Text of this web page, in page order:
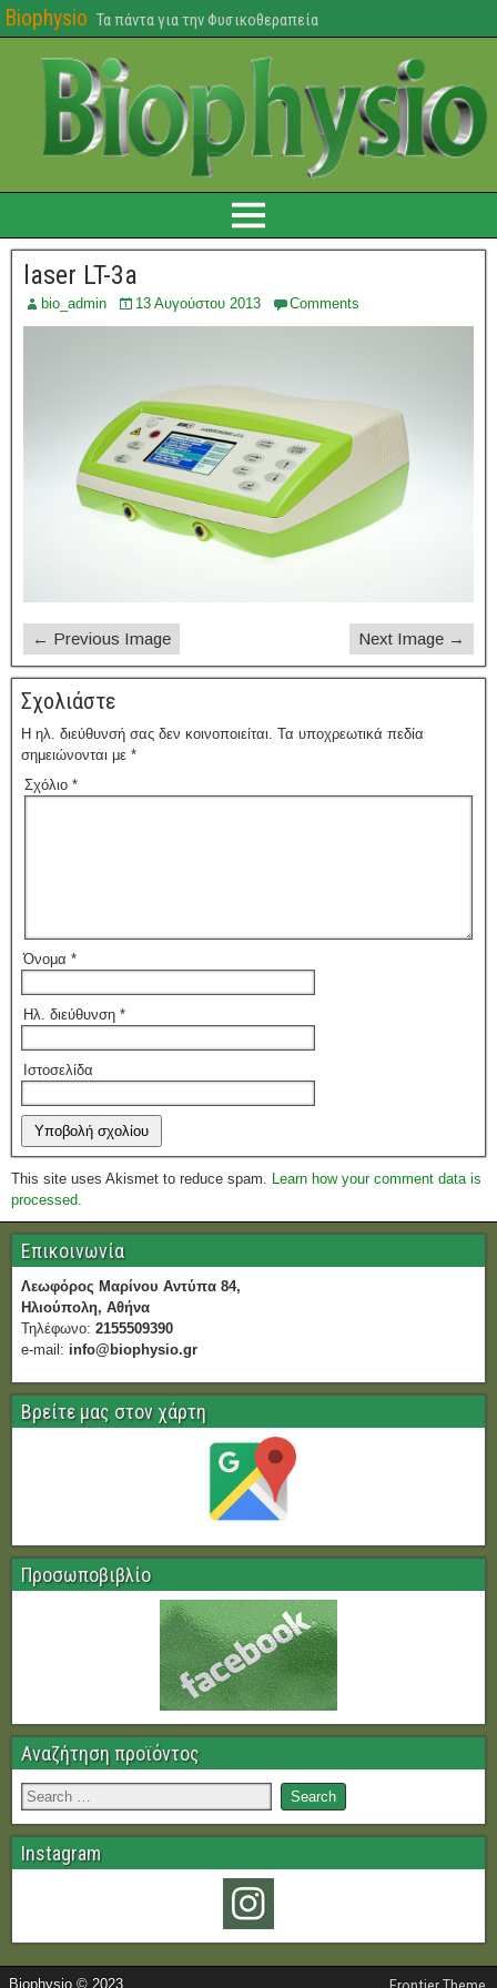
Biophysio Τα πάντα για την Φυσικοθεραπεία
laser LT-3a
bio_admin 13 Αυγούστου 2013 Comments
← Previous Image Next Image →
Σχολιάστε
Η ηλ. διεύθυνσή σας δεν κοινοποιείται. Τα υποχρεωτικά πεδία
σημειώνονται με *
Σχόλιο *
Όνομα *
Ηλ. διεύθυνση *
Ιστοσελίδα
This site uses Akismet to reduce spam.
Learn how your comment data is
processed.
Επικοινωνία
Λεωφόρος Μαρίνου Αντύπα 84,
Ηλιούπολη, Αθήνα
Τηλέφωνο: 2155509390
e-mail: info@biophysio.gr
Βρείτε μας στον χάρτη
Προσωποβιβλίο
Αναζήτηση προϊόντος
Instagram
Biophysio © 2023